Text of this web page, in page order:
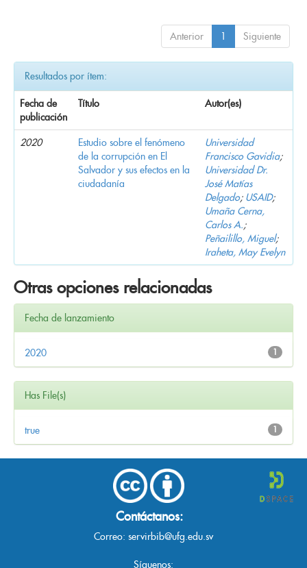
Anterior 1 Siguiente
Resultados por ítem:
Fecha de
publicación
Título Autor(es)
2020
Estudio sobre el fenómeno
de la corrupción en El
Salvador y sus efectos en la
ciudadanía
Universidad
Francisco Gavidia;
Universidad Dr.
José Matías
Delgado; USAID;
Umaña Cerna,
Carlos A.;
Peñailillo, Miguel;
Iraheta, May Evelyn
Otras opciones relacionadas
Fecha de lanzamiento
1
2020
Has File(s)
1
true
Contáctanos:
Correo: servirbib@ufg.edu.sv
Síguenos: